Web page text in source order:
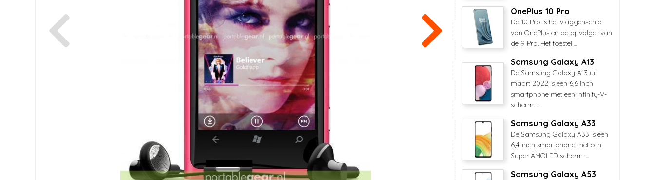
OnePlus 10 Pro
De 10 Pro is het vlaggenschip
van OnePlus en de opvolger van
de 9 Pro. Het toestel ...
Samsung Galaxy A13
De Samsung Galaxy A13 uit
maart 2022 is een 6,6 inch
smartphone met een Infinity-V-
scherm. ...
Samsung Galaxy A33
De Samsung Galaxy A33 is een
6,4-inch smartphone met een
Super AMOLED scherm. ...
Samsung Galaxy A53